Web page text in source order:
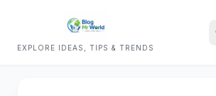
EXPLORE IDEAS, TIPS & TRENDS